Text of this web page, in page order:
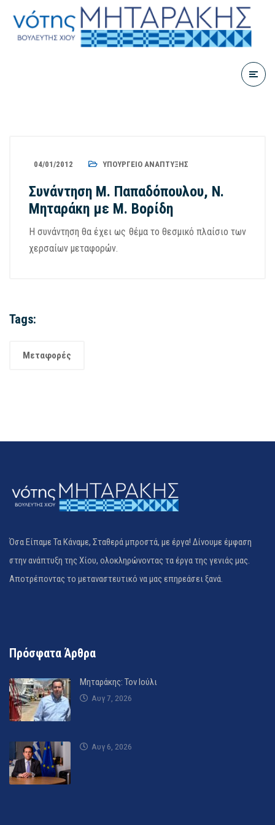
04/01/2012 ΥΠΟΥΡΓΕΊΟ ΑΝΆΠΤΥΞΗΣ
Συνάντηση Μ. Παπαδόπουλου, Ν.
Μηταράκη με Μ. Βορίδη
Η συνάντηση θα έχει ως θέμα το θεσμικό πλαίσιο των
χερσαίων μεταφορών.
Tags:
Μεταφορές
Όσα Είπαμε Τα Κάναμε, Σταθερά μπροστά, με έργα! Δίνουμε έμφαση
στην ανάπτυξη της Χίου, ολοκληρώνοντας τα έργα της γενιάς μας.
Αποτρέποντας το μεταναστευτικό να μας επηρεάσει ξανά.
Πρόσφατα Άρθρα
Μηταράκης: Τον Ιούλι
Αυγ 7, 2026
Αυγ 6, 2026